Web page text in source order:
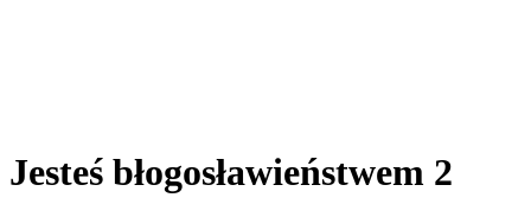
Jesteś błogosławieństwem 2